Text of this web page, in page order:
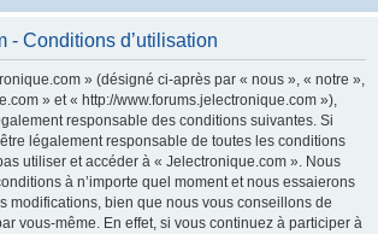
- Conditions d’utilisation
» (désigné ci-après par « nous », « notre »,
» et « http://www.forums.jelectronique.com »),
responsable des conditions suivantes. Si
légalement responsable de toutes les conditions
utiliser et accéder à « Jelectronique.com ». Nous
à n’importe quel moment et nous essaierons
modifications, bien que nous vous conseillons de
vous-même. En effet, si vous continuez à participer à